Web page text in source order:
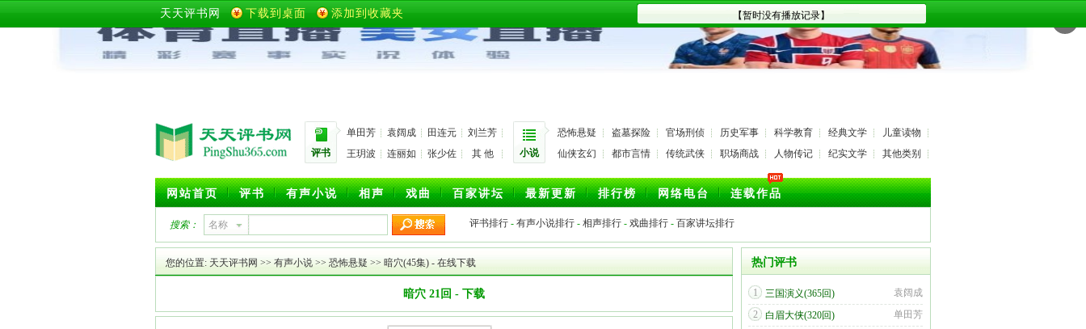
天天评书网 下载到桌面 添加到收藏夹
评书
单田芳 袁阔成 田连元
刘兰芳
王玥波
连丽如 张少佐 其 他 小说
恐怖悬疑 盗墓探险 官场刑侦 历史军事 科学教育 经典文学
儿童读物
仙侠玄幻
都市言情 传统武侠 职场商战 人物传记 纪实文学 其他类别
网站首页 评书 有声小说 相声 戏曲 百家讲坛 最新更新 排行榜 网络电台 连载作品
搜索： 名称 评书排行 - 有声小说排行 - 相声排行 - 戏曲排行 - 百家讲坛排行
您的位置: 天天评书网 >> 有声小说 >> 恐怖悬疑 >> 暗穴(45集) - 在线下载
暗穴 21回 - 下载
热门评书
袁阔成
1
三国演义(365回)
单田芳
2
白眉大侠(320回)